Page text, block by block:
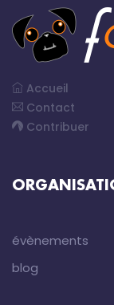
Accueil
Contact
Contribuer
évènements
blog